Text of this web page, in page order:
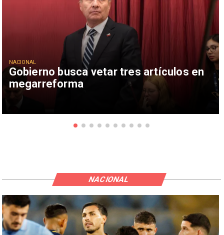
Gobierno busca vetar tres artículos en
megarreforma
NACIONAL
NACIONAL